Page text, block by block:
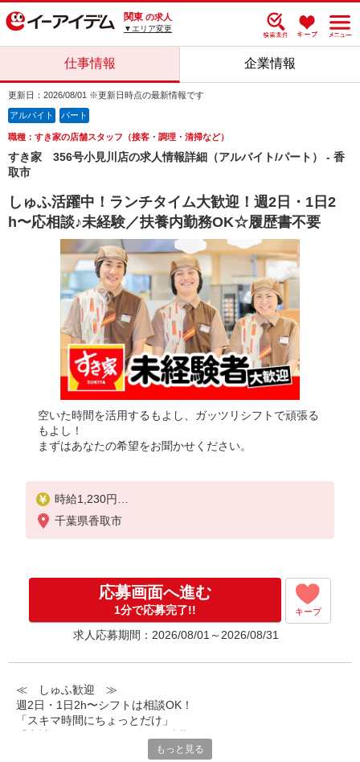
関東 の求人
▼エリア変更
仕事情報 企業情報
更新日：2026/08/01 ※更新日時点の最新情報です
アルバイト パート
職種：すき家の店舗スタッフ（接客・調理・清掃など）
すき家 356号小見川店の求人情報詳細（アルバイト/パート） - 香
取市
しゅふ活躍中！ランチタイム大歓迎！週2日・1日2
h〜応相談♪未経験／扶養内勤務OK☆履歴書不要
空いた時間を活用するもよし、ガッツリシフトで頑張る
もよし！
まずはあなたの希望をお聞かせください。
時給1,230円
※22:00〜翌5:00：時給1,540円
※高校生時給1,200円
千葉県香取市
応募画面へ進む
1分で応募完了!! キープ
求人応募期間：2026/08/01～2026/08/31
≪ しゅふ歓迎 ≫
週2日・1日2h〜シフトは相談OK！
「スキマ時間にちょっとだけ」
など、自分らしく活躍できますよ。
もっと見る